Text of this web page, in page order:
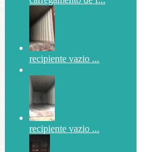
recipiente vazio ...
recipiente vazio ...